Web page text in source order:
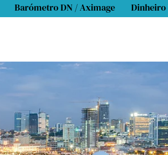
Barómetro DN / Aximage Dinheiro